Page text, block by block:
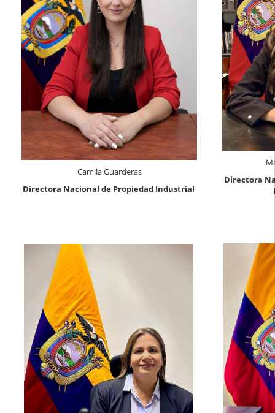
Camila Guarderas
Directora Nacional de Propiedad Industrial
Directora